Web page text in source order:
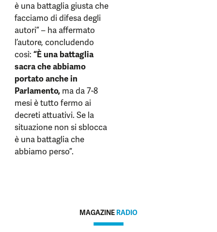
è una battaglia giusta che
facciamo di difesa degli
autori” – ha affermato
l’autore, concludendo
così: “È una battaglia
sacra che abbiamo
portato anche in
Parlamento, ma da 7-8
mesi è tutto fermo ai
decreti attuativi. Se la
situazione non si sblocca
è una battaglia che
abbiamo perso”.
MAGAZINE RADIO